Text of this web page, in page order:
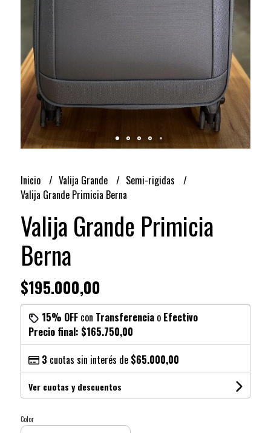
Inicio Valija Grande
Semi-rigidas
Valija Grande Primicia Berna
Valija Grande Primicia
Berna
$195.000,00
15% OFFcon Transferenciao Efectivo
Precio final: $165.750,00
3 cuotas sin interés de $65.000,00
Ver cuotas y descuentos
Color